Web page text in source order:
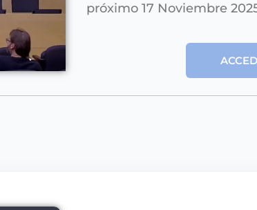
próximo 17 Noviembre